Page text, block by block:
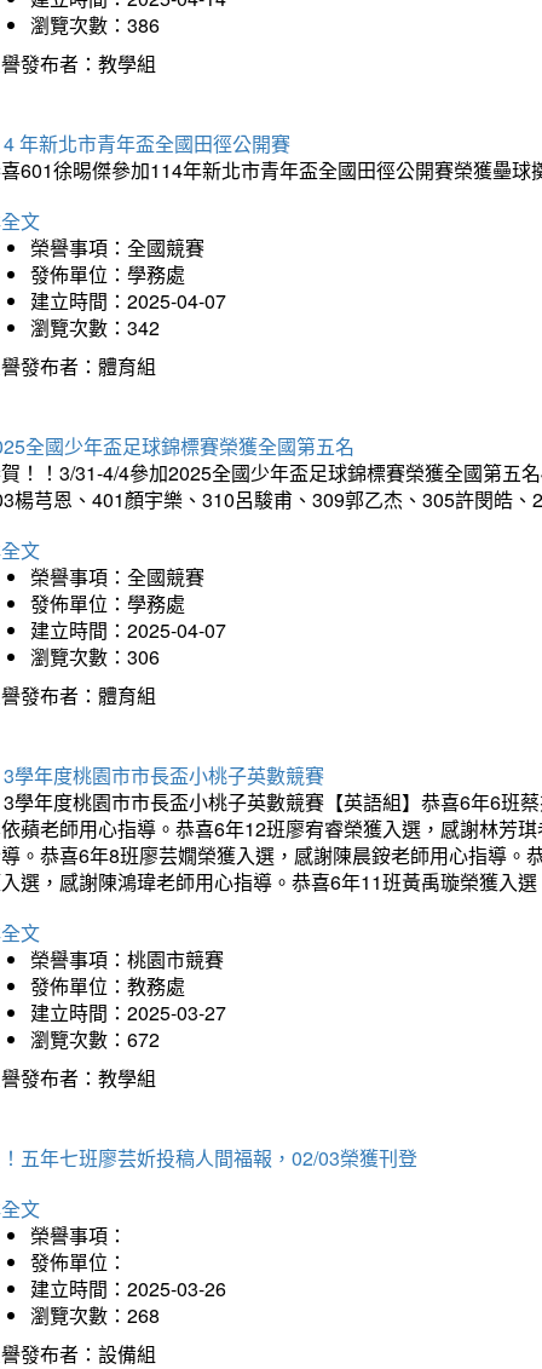
瀏覽次數：386
發布者：教學組
年新北市青年盃全國田徑公開賽
601徐晹傑參加114年新北市青年盃全國田徑公開賽榮獲壘
文
榮譽事項：全國競賽
發佈單位：學務處
建立時間：2025-04-07
瀏覽次數：342
發布者：體育組
全國少年盃足球錦標賽榮獲全國第五名
！！3/31-4/4參加2025全國少年盃足球錦標賽榮獲全國第五
楊芎恩、401顏宇樂、310呂駿甫、309郭乙杰、305許閔皓
文
榮譽事項：全國競賽
發佈單位：學務處
建立時間：2025-04-07
瀏覽次數：306
發布者：體育組
學年度桃園市市長盃小桃子英數競賽
學年度桃園市市長盃小桃子英數競賽【英語組】恭喜6年6班
蘋老師用心指導。恭喜6年12班廖宥睿榮獲入選，感謝林芳
。恭喜6年8班廖芸嫺榮獲入選，感謝陳晨銨老師用心指導
選，感謝陳鴻瑋老師用心指導。恭喜6年11班黃禹璇榮獲入
文
榮譽事項：桃園市競賽
發佈單位：教務處
建立時間：2025-03-27
瀏覽次數：672
發布者：教學組
五年七班廖芸妡投稿人間福報，02/03榮獲刊登
文
榮譽事項：
發佈單位：
建立時間：2025-03-26
瀏覽次數：268
發布者：設備組